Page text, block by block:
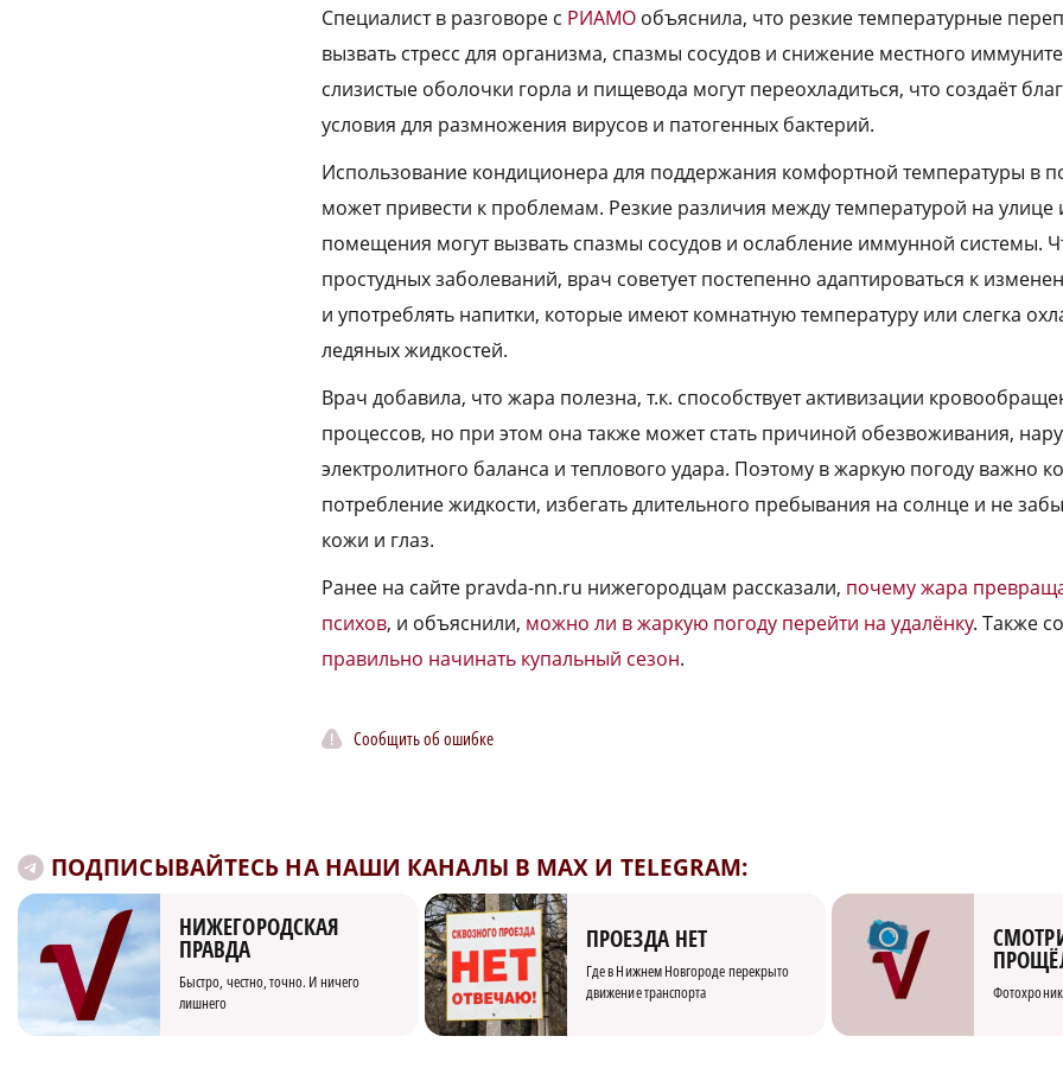
Специалист в разговоре с РИАМО объяснила, что резкие температурные
вызвать стресс для организма, спазмы сосудов и снижение местного
слизистые оболочки горла и пищевода могут переохладиться, что создаёт
условия для размножения вирусов и патогенных бактерий.
Использование кондиционера для поддержания комфортной температуры в
может привести к проблемам. Резкие различия между температурой на улице
помещения могут вызвать спазмы сосудов и ослабление иммунной системы.
простудных заболеваний, врач советует постепенно адаптироваться к
и употреблять напитки, которые имеют комнатную температуру или слегка
ледяных жидкостей.
Врач добавила, что жара полезна, т.к. способствует активизации
процессов, но при этом она также может стать причиной обезвоживания,
электролитного баланса и теплового удара. Поэтому в жаркую погоду важно
потребление жидкости, избегать длительного пребывания на солнце и не
кожи и глаз.
Ранее на сайте pravda-nn.ru нижегородцам рассказали, почему жара
психов, и объяснили, можно ли в жаркую погоду перейти на удалёнку. Также
правильно начинать купальный сезон.
Сообщить об ошибке
ПОДПИСЫВАЙТЕСЬ НА НАШИ КАНАЛЫ В MAX И TELEGRAM:
НИЖЕГОРОДСКАЯ
ПРАВДА
Быстро, честно, точно. И ничего
лишнего
ПРОЕЗДА НЕТ
Где в Нижнем Новгороде перекрыто
движение транспорта